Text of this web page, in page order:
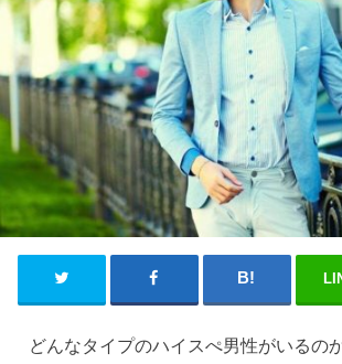
どんなタイプのハイスぺ男性がいるの